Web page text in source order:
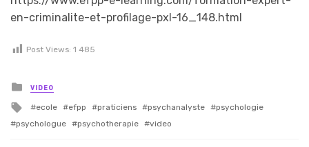
en-criminalite-et-profilage-pxl-16_148.html
Post Views: 1 485
Posted in
VIDEO
Tagged with
ecole efpp praticiens psychanalyste
psychologie
psychologue
psychotherapie video